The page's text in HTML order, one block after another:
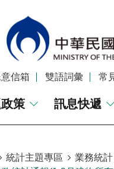
意信箱 雙語詞彙 常
策 訊息快遞
統計主題專區 業務統計